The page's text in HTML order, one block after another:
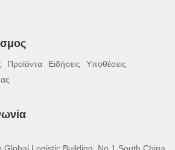
Προϊόντα Ειδήσεις
Υποθέσεις
Global Logistic Building, Νο.1 South China